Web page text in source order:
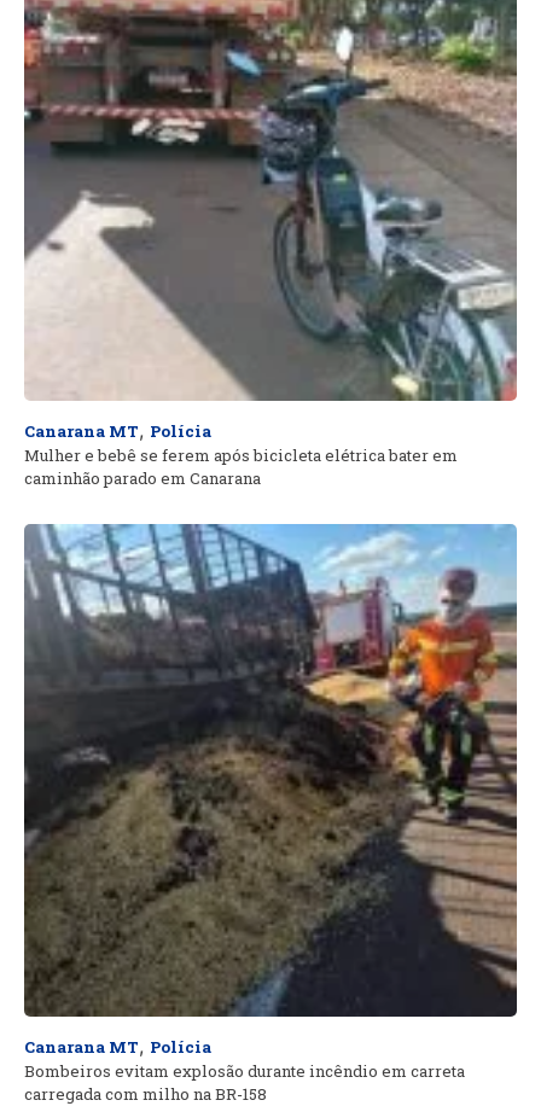
Canarana MT, Polícia
Mulher e bebê se ferem após bicicleta elétrica bater em
caminhão parado em Canarana
Canarana MT, Polícia
Bombeiros evitam explosão durante incêndio em carreta
carregada com milho na BR-158